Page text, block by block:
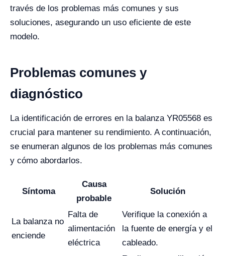
través de los problemas más comunes y sus
soluciones, asegurando un uso eficiente de este
modelo.
Problemas comunes y
diagnóstico
La identificación de errores en la balanza YR05568 es
crucial para mantener su rendimiento. A continuación,
se enumeran algunos de los problemas más comunes
y cómo abordarlos.
Síntoma
Causa
probable
Solución
La balanza no
enciende
Falta de
alimentación
eléctrica
Verifique la conexión a
la fuente de energía y el
cableado.